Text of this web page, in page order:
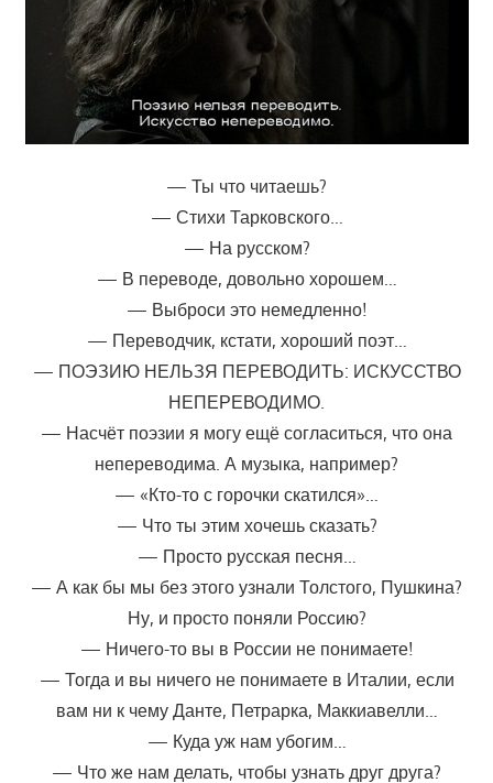
— Ты что читаешь?
— Стихи Тарковского…
— На русском?
— В переводе, довольно хорошем…
— Выброси это немедленно!
— Переводчик, кстати, хороший поэт…
— ПОЭЗИЮ НЕЛЬЗЯ ПЕРЕВОДИТЬ: ИСКУССТВО
НЕПЕРЕВОДИМО.
— Насчёт поэзии я могу ещё согласиться, что она
непереводима. А музыка, например?
— «Кто-то с горочки скатился»…
— Что ты этим хочешь сказать?
— Просто русская песня…
— А как бы мы без этого узнали Толстого, Пушкина?
Ну, и просто поняли Россию?
— Ничего-то вы в России не понимаете!
— Тогда и вы ничего не понимаете в Италии, если
вам ни к чему Данте, Петрарка, Маккиавелли…
— Куда уж нам убогим…
— Что же нам делать, чтобы узнать друг друга?